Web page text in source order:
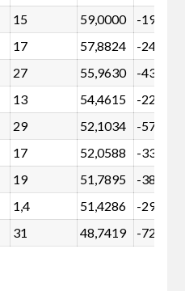
15 59,0000
-195
17 57,8824
-240
27 55,9630
-432
13 54,4615
-228
29 52,1034
-576
17 52,0588
-339
19 51,7895
-384
1,4 51,4286
-29
31 48,7419 -720